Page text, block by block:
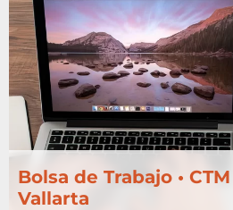
Bolsa de Trabajo • CTM
Vallarta